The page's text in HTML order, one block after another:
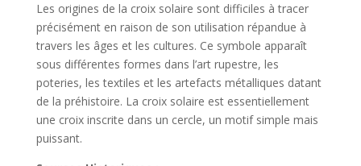
Les origines de la croix solaire sont difficiles à tracer
précisément en raison de son utilisation répandue à
travers les âges et les cultures. Ce symbole apparaît
sous différentes formes dans l’art rupestre, les
poteries, les textiles et les artefacts métalliques datant
de la préhistoire. La croix solaire est essentiellement
une croix inscrite dans un cercle, un motif simple mais
puissant.